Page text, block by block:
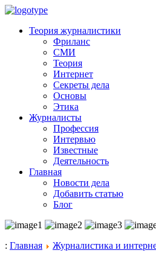
Теория журналистики
Фриланс
СМИ
Теория
Интернет
Секреты дела
Основы
Этика
Журналисты
Профессия
Интервью
Известные
Деятельность
Главная
Новости дела
Добавить статью
Блог
: Главная Журналистика и